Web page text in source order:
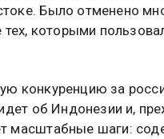
Было отменено
тех, которыми
конкуренцию за
об Индонезии и,
масштабные шаги: